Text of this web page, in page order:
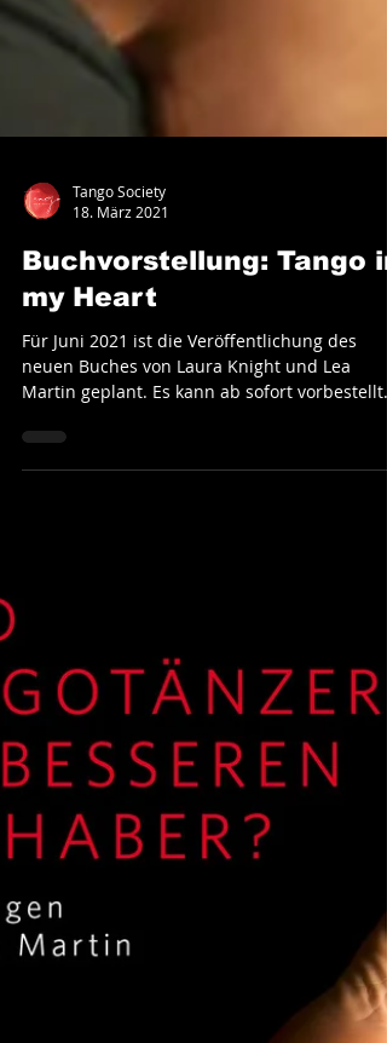
18. März 2021
Buchvorstellung: Tango in
my Heart
Für Juni 2021 ist die Veröffentlichung des
Martin geplant. Es kann ab sofort vorbestellt
werden!...